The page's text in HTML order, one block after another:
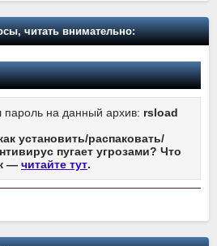
читать внимательно:
пароль на данный архив: rsload
установить/распаковать/
пугает угрозами? Что
— читайте тут.